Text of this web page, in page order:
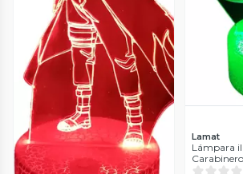
Lamat
Lámpara